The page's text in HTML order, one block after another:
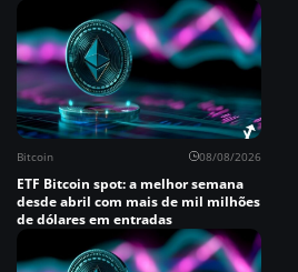
Bitcoin 08/08/2026
ETF Bitcoin spot: a melhor semana
desde abril com mais de mil milhões
de dólares em entradas